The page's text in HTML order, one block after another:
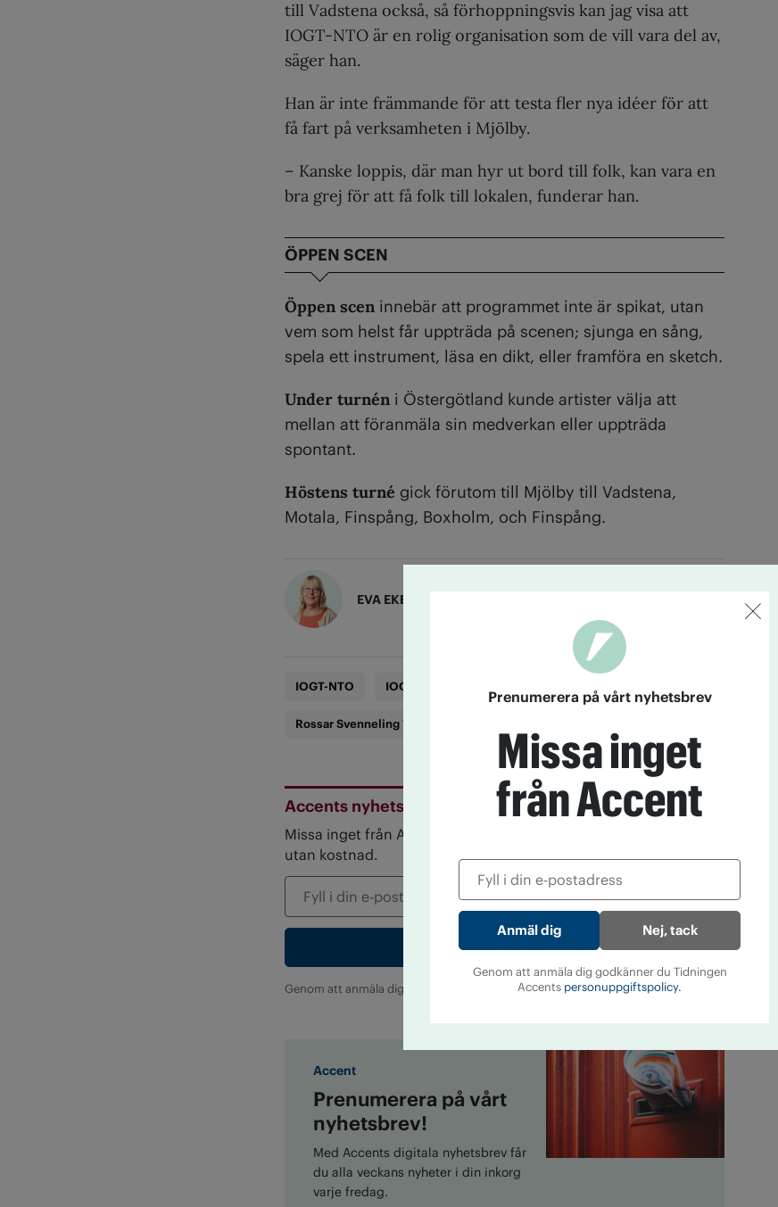
till Vadstena också, så förhoppningsvis kan jag visa att
IOGT-NTO är en rolig organisation som de vill vara del av,
säger han.
Han är inte främmande för att testa fler nya idéer för att
få fart på verksamheten i Mjölby.
– Kanske loppis, där man hyr ut bord till folk, kan vara en
bra grej för att få folk till lokalen, funderar han.
ÖPPEN SCEN
Öppen sceninnebär att programmet inte är spikat, utan
vem som helst får uppträda på scenen; sjunga en sång,
spela ett instrument, läsa en dikt, eller framföra en sketch.
Under turnéni Östergötland kunde artister välja att
mellan att föran­­mäla sin medverkan eller upp­träda
spontant.
Höstens turné gick förutom till Mjölby till Vadstena,
Motala, Finspång, Boxholm, och Finspång.
EVA EKEROTH
IOGT-NTO IOGT-NTO sydost
Rossar Svenneling Vestin
Accents nyhetsbrev
Missa inget från Accent! Prenumerera på vårt nyhetsbrev helt
utan kostnad.
Genom att anmäla dig godkänner du Tidningen Accentspersonuppgiftspolicy.
Accent
Prenumerera på vårt
nyhetsbrev!
Med Accents digitala nyhetsbrev får
du alla veckans nyheter i din inkorg
varje fredag.
Prenumerera på vårt nyhetsbrev
Missa inget
från Accent
Nej, tack
Genom att anmäla dig godkänner du Tidningen
Accents personuppgiftspolicy.